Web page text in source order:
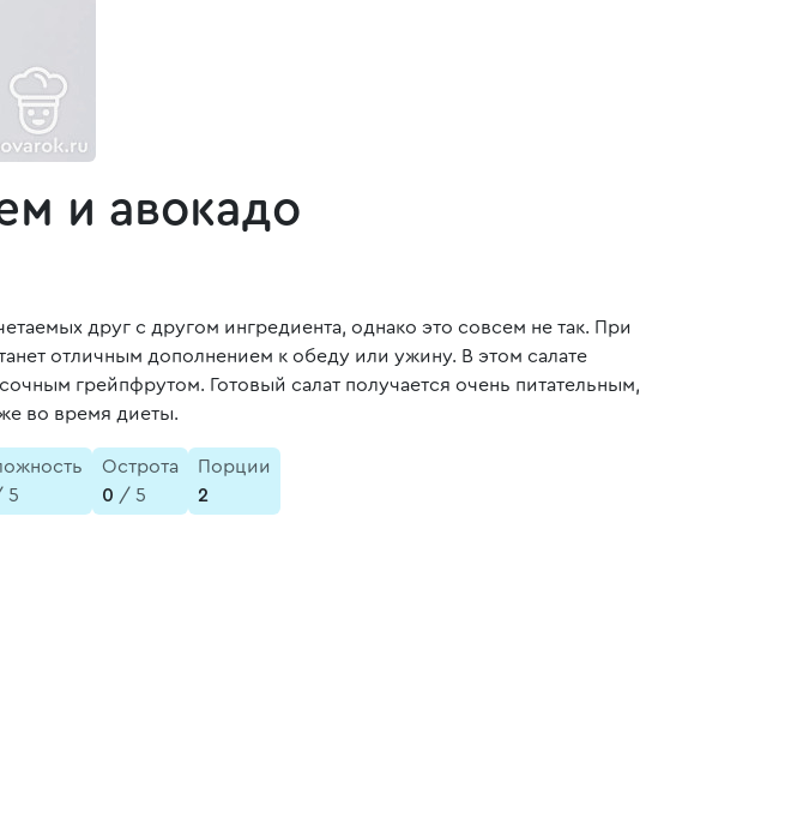
и авокадо
друг с другом ингредиента, однако это совсем не так. При
отличным дополнением к обеду или ужину. В этом салате
грейпфрутом. Готовый салат получается очень питательным,
во время диеты.
5
Острота
0 / 5
Порции
2